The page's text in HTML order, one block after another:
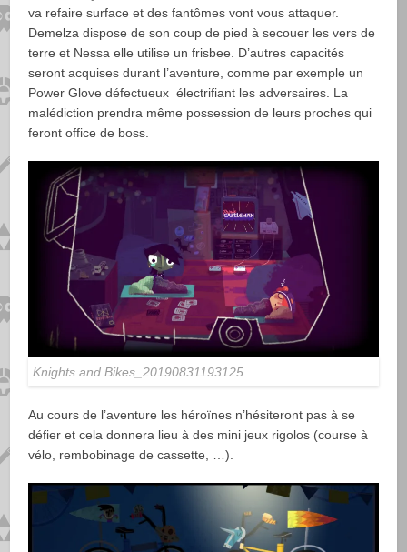
va refaire surface et des fantômes vont vous attaquer.
Demelza dispose de son coup de pied à secouer les vers de
terre et Nessa elle utilise un frisbee. D’autres capacités
seront acquises durant l’aventure, comme par exemple un
Power Glove défectueux électrifiant les adversaires. La
malédiction prendra même possession de leurs proches qui
feront office de boss.
Knights and Bikes_20190831193125
Au cours de l’aventure les héroïnes n’hésiteront pas à se
défier et cela donnera lieu à des mini jeux rigolos (course à
vélo, rembobinage de cassette, …).